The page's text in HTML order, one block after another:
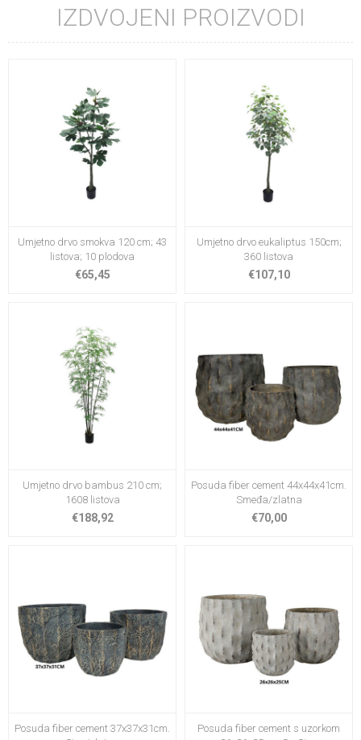
IZDVOJENI PROIZVODI
Umjetno drvo smokva 120 cm; 43
listova; 10 plodova
€65,45
Umjetno drvo eukaliptus 150cm;
360 listova
€107,10
Umjetno drvo bambus 210 cm;
1608 listova
€188,92
Posuda fiber cement 44x44x41cm.
Smeđa/zlatna
€70,00
Posuda fiber cement 37x37x31cm.
Posuda fiber cement s uzorkom